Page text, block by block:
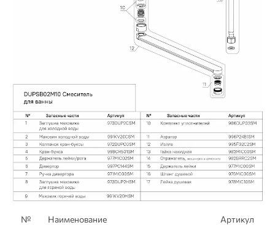
№ Наименование Артикул